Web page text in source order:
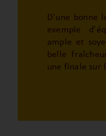
D'une bonne
exemple
ample et
belle
une finale sur